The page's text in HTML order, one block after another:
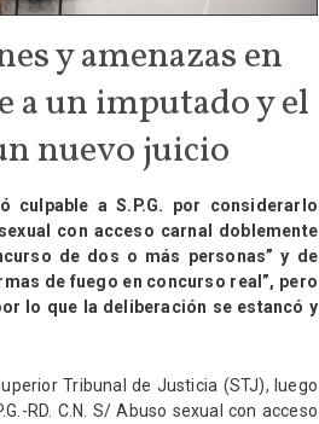
y amenazas en
a un imputado y el
nuevo juicio
culpable a S.P.G. por considerarlo
con acceso carnal doblemente
de dos o más personas” y de
de fuego en concurso real”, pero
lo que la deliberación se estancó y
Tribunal de Justicia (STJ), luego
RD. C.N. S/ Abuso sexual con acceso